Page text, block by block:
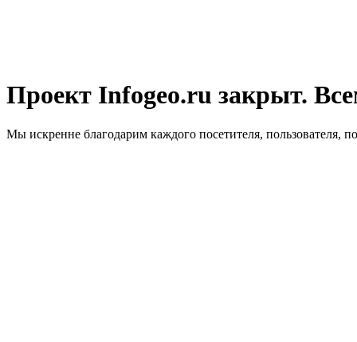
Проект Infogeo.ru закрыт.
Мы искренне благодарим каждого посетителя, пользователя,